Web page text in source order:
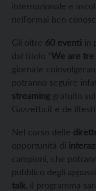
internazionale e
nell’ormai ben
Gli oltre 60 eventi in
dal titolo “We are tre
giornate
potranno seguire
streaming gratuito
Gazzetta.it e de
Nel corso delle
opportunità di
campioni, che
pubblico degli
talk , il programma